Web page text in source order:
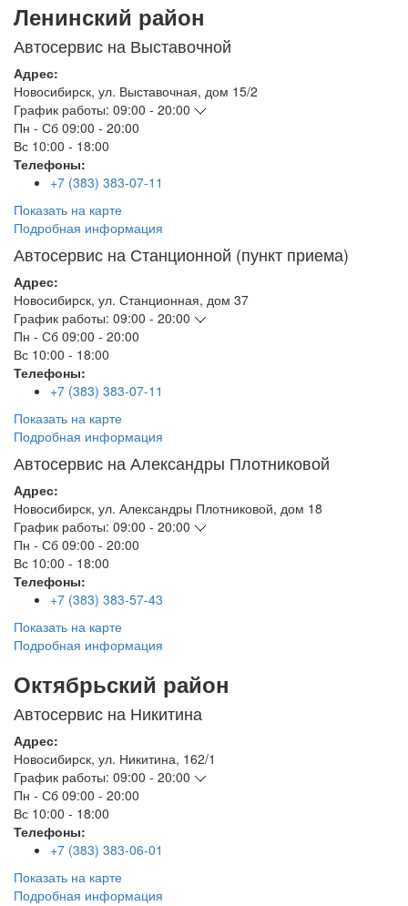
Ленинский район
Автосервис на Выставочной
Адрес:
Новосибирск, ул. Выставочная, дом 15/2
График работы: 09:00 - 20:00
Пн - Сб 09:00 - 20:00
Вс 10:00 - 18:00
Телефоны:
+7 (383) 383-07-11
Показать на карте
Подробная информация
Автосервис на Станционной (пункт приема)
Адрес:
Новосибирск, ул. Станционная, дом 37
График работы: 09:00 - 20:00
Пн - Сб 09:00 - 20:00
Вс 10:00 - 18:00
Телефоны:
+7 (383) 383-07-11
Показать на карте
Подробная информация
Автосервис на Александры Плотниковой
Адрес:
Новосибирск, ул. Александры Плотниковой, дом 18
График работы: 09:00 - 20:00
Пн - Сб 09:00 - 20:00
Вс 10:00 - 18:00
Телефоны:
+7 (383) 383-57-43
Показать на карте
Подробная информация
Октябрьский район
Автосервис на Никитина
Адрес:
Новосибирск, ул. Никитина, 162/1
График работы: 09:00 - 20:00
Пн - Сб 09:00 - 20:00
Вс 10:00 - 18:00
Телефоны:
+7 (383) 383-06-01
Показать на карте
Подробная информация